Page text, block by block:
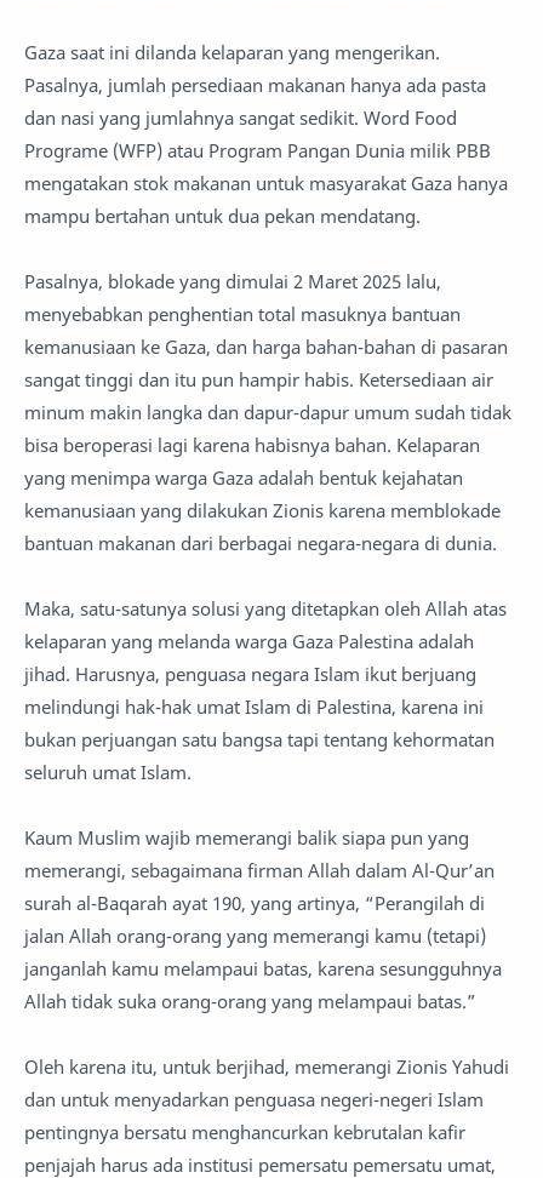
Gaza saat ini dilanda kelaparan yang mengerikan.
Pasalnya, jumlah persediaan makanan hanya ada pasta
dan nasi yang jumlahnya sangat sedikit. Word Food
Programe (WFP) atau Program Pangan Dunia milik PBB
mengatakan stok makanan untuk masyarakat Gaza hanya
mampu bertahan untuk dua pekan mendatang.
Pasalnya, blokade yang dimulai 2 Maret 2025 lalu,
menyebabkan penghentian total masuknya bantuan
kemanusiaan ke Gaza, dan harga bahan-bahan di pasaran
sangat tinggi dan itu pun hampir habis. Ketersediaan air
minum makin langka dan dapur-dapur umum sudah tidak
bisa beroperasi lagi karena habisnya bahan. Kelaparan
yang menimpa warga Gaza adalah bentuk kejahatan
kemanusiaan yang dilakukan Zionis karena memblokade
bantuan makanan dari berbagai negara-negara di dunia.
Maka, satu-satunya solusi yang ditetapkan oleh Allah atas
kelaparan yang melanda warga Gaza Palestina adalah
jihad. Harusnya, penguasa negara Islam ikut berjuang
melindungi hak-hak umat Islam di Palestina, karena ini
bukan perjuangan satu bangsa tapi tentang kehormatan
seluruh umat Islam.
Kaum Muslim wajib memerangi balik siapa pun yang
memerangi, sebagaimana firman Allah dalam Al-Qur’an
surah al-Baqarah ayat 190, yang artinya, “Perangilah di
jalan Allah orang-orang yang memerangi kamu (tetapi)
janganlah kamu melampaui batas, karena sesungguhnya
Allah tidak suka orang-orang yang melampaui batas.”
Oleh karena itu, untuk berjihad, memerangi Zionis Yahudi
dan untuk menyadarkan penguasa negeri-negeri Islam
pentingnya bersatu menghancurkan kebrutalan kafir
penjajah harus ada institusi pemersatu pemersatu umat,